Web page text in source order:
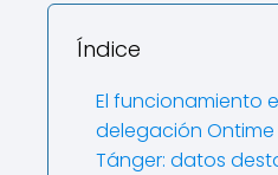
Índice
El funcionamiento
delegación
Tánger: datos